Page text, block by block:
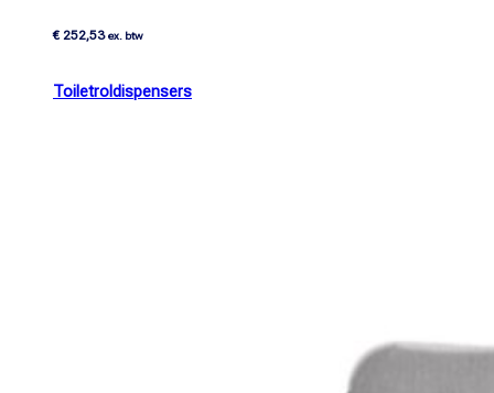
€ 252,53 ex. btw
Toiletroldispensers